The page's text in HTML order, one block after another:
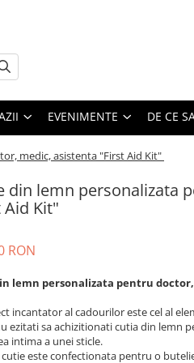
EVENIMENTE DE CE
medic, asistenta "First Aid Kit"
din lemn personalizata
Aid Kit"
RON
lemn personalizata pentru
incantator al cadourilor este cel al
ezitati sa achizitionati cutia din lemn
intima a unei sticle.
cutie este confectionata pentru o